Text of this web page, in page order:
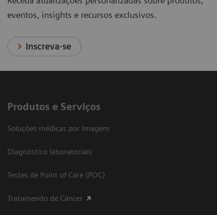
eventos, insights e recursos exclusivos.
Inscreva-se
Produtos e Serviços
Soluções médicas por Imagem
Diagnóstico laboratoriais
Testes de Point of Care (POC)
Tratamendo de Câncer